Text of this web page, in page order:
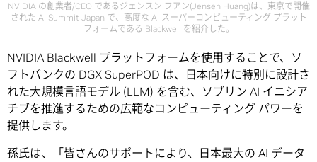
NVIDIA の創業者/CEO であるジェンスン フアン(Jensen Huang)は、東京で開催
された AI Summit Japan で、高度な AI スーパーコンピューティング プラット
フォームである Blackwell を紹介した。
NVIDIA Blackwell プラットフォームを使用することで、ソ
フトバンクの DGX SuperPOD は、日本向けに特別に設計さ
れた大規模言語モデル (LLM) を含む、ソブリン AI イニシア
チブを推進するための広範なコンピューティング パワーを
提供します。
孫氏は、「皆さんのサポートにより、日本最大の AI データ